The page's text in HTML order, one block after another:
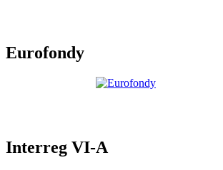
Eurofondy
Interreg VI-A